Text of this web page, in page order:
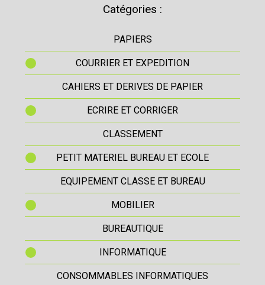
Catégories :
PAPIERS
COURRIER ET EXPEDITION
CAHIERS ET DERIVES DE PAPIER
ECRIRE ET CORRIGER
CLASSEMENT
PETIT MATERIEL BUREAU ET ECOLE
EQUIPEMENT CLASSE ET BUREAU
MOBILIER
BUREAUTIQUE
INFORMATIQUE
CONSOMMABLES INFORMATIQUES